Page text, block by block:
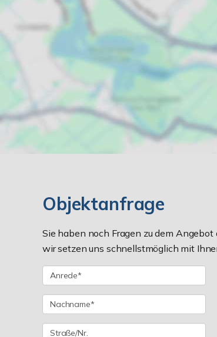
Objektanfrage
Sie haben noch Fragen zu dem
wir setzen uns schnellstmöglich mit